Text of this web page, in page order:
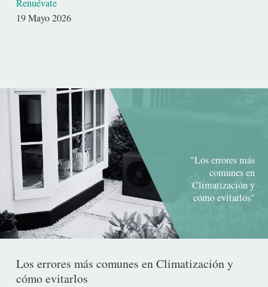
Renuévate
Fecha19 Mayo 2026
"Los errores más
comunes en
Climatización y
cómo evitarlos"
Los errores más comunes en Climatización y
cómo evitarlos